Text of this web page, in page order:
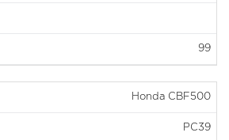
99
Honda CBF500
PC39